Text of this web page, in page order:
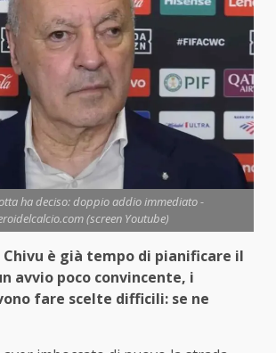
ha deciso: doppio addio immediato -
(screen Youtube)
è già tempo di pianificare il
avvio poco convincente, i
fare scelte difficili: se ne